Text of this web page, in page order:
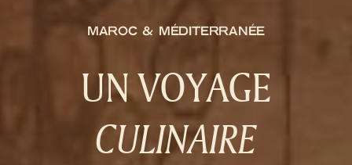
MAROC & MÉDITERRANÉE
UN VOYAGE
CULINAIRE